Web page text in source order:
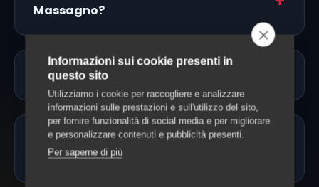
Massagno?
Servono vaccinazioni o documenti?
Posso portare il cane solo mezza
giornata?
Informazioni sui cookie presenti in
questo sito
Utilizziamo i cookie per raccogliere e analizzare
informazioni sulle prestazioni e sull'utilizzo del sito,
per fornire funzionalità di social media e per migliorare
e personalizzare contenuti e pubblicità presenti.
Per saperne di più